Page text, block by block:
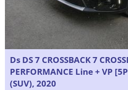
Ds DS 7 CROSSBACK 7
PERFORMANCE Line + VP
(SUV), 2020